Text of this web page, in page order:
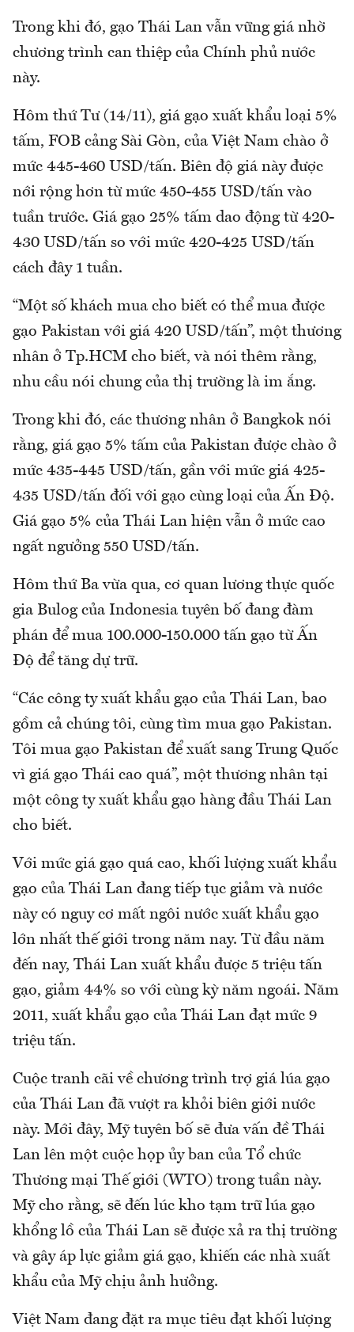
Trong khi đó, gạo Thái Lan vẫn vững giá nhờ
chương trình can thiệp của Chính phủ nước
này.
Hôm thứ Tư (14/11), giá gạo xuất khẩu loại 5%
tấm, FOB cảng Sài Gòn, của Việt Nam chào ở
mức 445-460 USD/tấn. Biên độ giá này được
nới rộng hơn từ mức 450-455 USD/tấn vào
tuần trước. Giá gạo 25% tấm dao động từ 420-
430 USD/tấn so với mức 420-425 USD/tấn
cách đây 1 tuần.
“Một số khách mua cho biết có thể mua được
gạo Pakistan với giá 420 USD/tấn”, một thương
nhân ở Tp.HCM cho biết, và nói thêm rằng,
nhu cầu nói chung của thị trường là im ắng.
Trong khi đó, các thương nhân ở Bangkok nói
rằng, giá gạo 5% tấm của Pakistan được chào ở
mức 435-445 USD/tấn, gần với mức giá 425-
435 USD/tấn đối với gạo cùng loại của Ấn Độ.
Giá gạo 5% của Thái Lan hiện vẫn ở mức cao
ngất ngưởng 550 USD/tấn.
Hôm thứ Ba vừa qua, cơ quan lương thực quốc
gia Bulog của Indonesia tuyên bố đang đàm
phán để mua 100.000-150.000 tấn gạo từ Ấn
Độ để tăng dự trữ.
“Các công ty xuất khẩu gạo của Thái Lan, bao
gồm cả chúng tôi, cùng tìm mua gạo Pakistan.
Tôi mua gạo Pakistan để xuất sang Trung Quốc
vì giá gạo Thái cao quá”, một thương nhân tại
một công ty xuất khẩu gạo hàng đầu Thái Lan
cho biết.
Với mức giá gạo quá cao, khối lượng xuất khẩu
gạo của Thái Lan đang tiếp tục giảm và nước
này có nguy cơ mất ngôi nước xuất khẩu gạo
lớn nhất thế giới trong năm nay. Từ đầu năm
đến nay, Thái Lan xuất khẩu được 5 triệu tấn
gạo, giảm 44% so với cùng kỳ năm ngoái. Năm
2011, xuất khẩu gạo của Thái Lan đạt mức 9
triệu tấn.
Cuộc tranh cãi về chương trình trợ giá lúa gạo
của Thái Lan đã vượt ra khỏi biên giới nước
này. Mới đây, Mỹ tuyên bố sẽ đưa vấn đề Thái
Lan lên một cuộc họp ủy ban của Tổ chức
Thương mại Thế giới (WTO) trong tuần này.
Mỹ cho rằng, sẽ đến lúc kho tạm trữ lúa gạo
khổng lồ của Thái Lan sẽ được xả ra thị trường
và gây áp lực giảm giá gạo, khiến các nhà xuất
khẩu của Mỹ chịu ảnh hưởng.
Việt Nam đang đặt ra mục tiêu đạt khối lượng